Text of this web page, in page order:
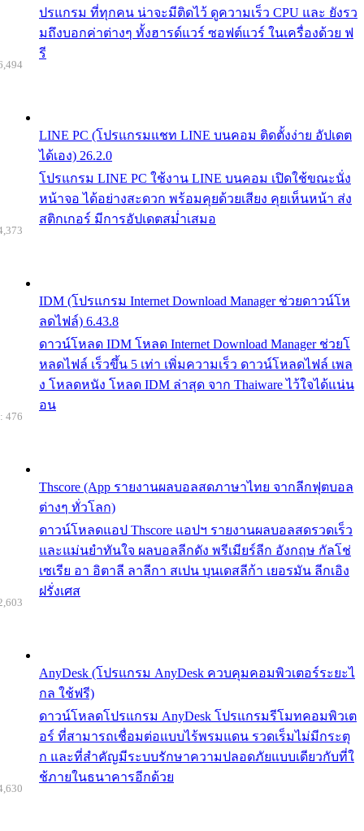
ปรแกรม ที่ทุกคน น่าจะมีติดไว้ ดูความเร็ว CPU และ ยังรว
มถึงบอกค่าต่างๆ ทั้งฮารด์แวร์ ซอฟต์แวร์ ในเครื่องด้วย ฟ
รี
LINE PC (โปรแกรมแชท LINE บนคอม ติดตั้งง่าย อัปเดต
ได้เอง) 26.2.0
โปรแกรม LINE PC ใช้งาน LINE บนคอม เปิดใช้ขณะนั่ง
หน้าจอ ได้อย่างสะดวก พร้อมคุยด้วยเสียง คุยเห็นหน้า ส่ง
สติกเกอร์ มีการอัปเดตสม่ำเสมอ
IDM (โปรแกรม Internet Download Manager ช่วยดาวน์โห
ลดไฟล์) 6.43.8
ดาวน์โหลด IDM โหลด Internet Download Manager ช่วยโ
หลดไฟล์ เร็วขึ้น 5 เท่า เพิ่มความเร็ว ดาวน์โหลดไฟล์ เพล
ง โหลดหนัง โหลด IDM ล่าสุด จาก Thaiware ไว้ใจได้แน่น
อน
Thscore (App รายงานผลบอลสดภาษาไทย จากลีกฟุตบอล
ต่างๆ ทั่วโลก)
ดาวน์โหลดแอป Thscore แอปฯ รายงานผลบอลสดรวดเร็ว
และแม่นยำทันใจ ผลบอลลีกดัง พรีเมียร์ลีก อังกฤษ กัลโช่
เซเรีย อา อิตาลี ลาลีกา สเปน บุนเดสลีก้า เยอรมัน ลีกเอิง
ฝรั่งเศส
476
AnyDesk (โปรแกรม AnyDesk ควบคุมคอมพิวเตอร์ระยะไ
กล ใช้ฟรี)
ดาวน์โหลดโปรแกรม AnyDesk โปรแกรมรีโมทคอมพิวเต
อร์ ที่สามารถเชื่อมต่อแบบไร้พรมแดน รวดเร็มไม่มีกระตุ
ก และที่สำคัญมีระบบรักษาความปลอดภัยแบบเดียวกับที่ใ
ช้ภายในธนาคารอีกด้วย